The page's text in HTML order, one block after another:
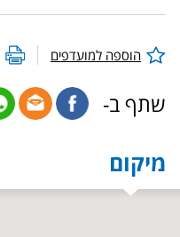
הוספה למועדפים
שתף ב-
מיקום